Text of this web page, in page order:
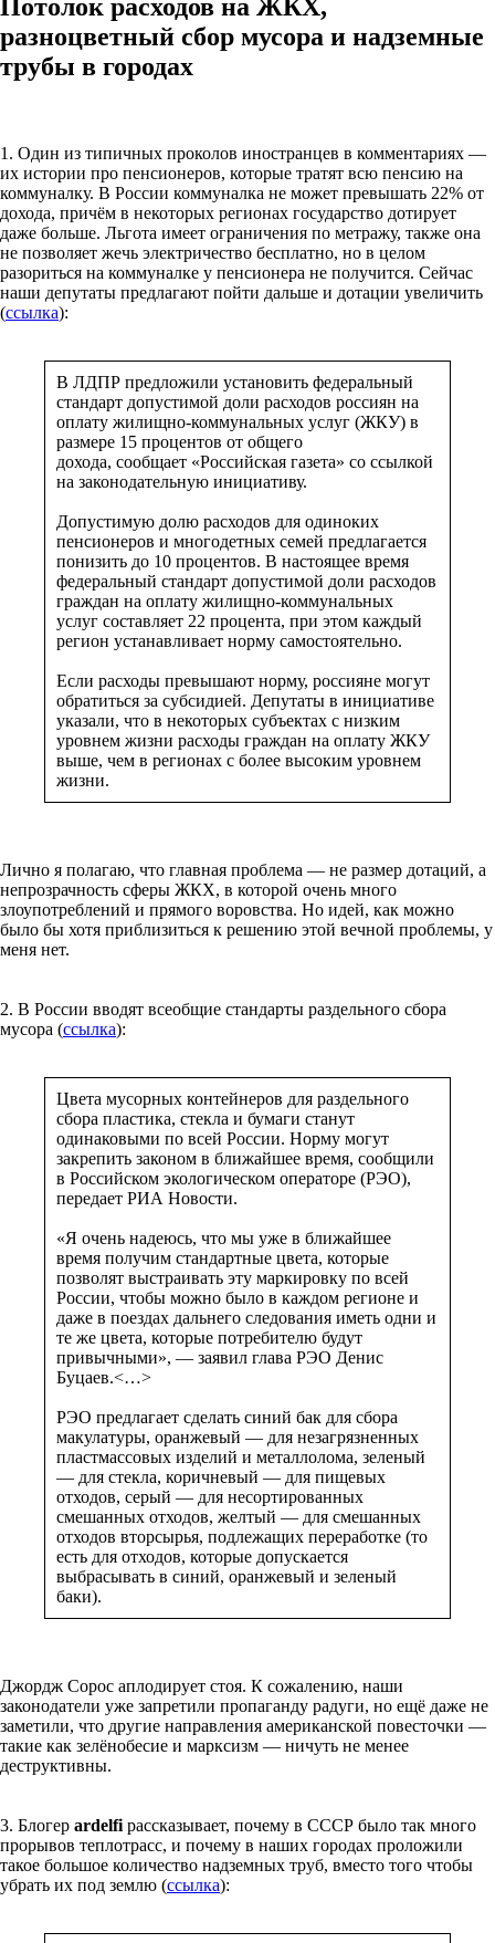
Потолок расходов на ЖКХ,
разноцветный сбор мусора и надземные
трубы в городах
1. Один из типичных проколов иностранцев в комментариях —
их истории про пенсионеров, которые тратят всю пенсию на
коммуналку. В России коммуналка не может превышать 22% от
дохода, причём в некоторых регионах государство дотирует
даже больше. Льгота имеет ограничения по метражу, также она
не позволяет жечь электричество бесплатно, но в целом
разориться на коммуналке у пенсионера не получится. Сейчас
наши депутаты предлагают пойти дальше и дотации увеличить
(ссылка):
В ЛДПР предложили установить федеральный
стандарт допустимой доли расходов россиян на
оплату жилищно-коммунальных услуг (ЖКУ) в
размере 15 процентов от общего
дохода, сообщает «Российская газета» со ссылкой
на законодательную инициативу.
Допустимую долю расходов для одиноких
пенсионеров и многодетных семей предлагается
понизить до 10 процентов. В настоящее время
федеральный стандарт допустимой доли расходов
граждан на оплату жилищно-коммунальных
услуг составляет 22 процента, при этом каждый
регион устанавливает норму самостоятельно.
Если расходы превышают норму, россияне могут
обратиться за субсидией. Депутаты в инициативе
указали, что в некоторых субъектах с низким
уровнем жизни расходы граждан на оплату ЖКУ
выше, чем в регионах с более высоким уровнем
жизни.
Лично я полагаю, что главная проблема — не размер дотаций, а
непрозрачность сферы ЖКХ, в которой очень много
злоупотреблений и прямого воровства. Но идей, как можно
было бы хотя приблизиться к решению этой вечной проблемы, у
меня нет.
2. В России вводят всеобщие стандарты раздельного сбора
мусора (ссылка):
Цвета мусорных контейнеров для раздельного
сбора пластика, стекла и бумаги станут
одинаковыми по всей России. Норму могут
закрепить законом в ближайшее время, сообщили
в Российском экологическом операторе (РЭО),
передает РИА Новости.
«Я очень надеюсь, что мы уже в ближайшее
время получим стандартные цвета, которые
позволят выстраивать эту маркировку по всей
России, чтобы можно было в каждом регионе и
даже в поездах дальнего следования иметь одни и
те же цвета, которые потребителю будут
привычными», — заявил глава РЭО Денис
Буцаев.<…>
РЭО предлагает сделать синий бак для сбора
макулатуры, оранжевый — для незагрязненных
пластмассовых изделий и металлолома, зеленый
— для стекла, коричневый — для пищевых
отходов, серый — для несортированных
смешанных отходов, желтый — для смешанных
отходов вторсырья, подлежащих переработке (то
есть для отходов, которые допускается
выбрасывать в синий, оранжевый и зеленый
баки).
Джордж Сорос аплодирует стоя. К сожалению, наши
законодатели уже запретили пропаганду радуги, но ещё даже не
заметили, что другие направления американской повесточки —
такие как зелёнобесие и марксизм — ничуть не менее
деструктивны.
3. Блогер ardelfi рассказывает, почему в СССР было так много
прорывов теплотрасс, и почему в наших городах проложили
такое большое количество надземных труб, вместо того чтобы
убрать их под землю (ссылка):